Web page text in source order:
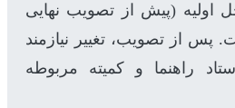
اولیه (پیش از تصویب نهایی
پس از تصویب، تغییر نیازمند
راهنما و کمیته مربوطه